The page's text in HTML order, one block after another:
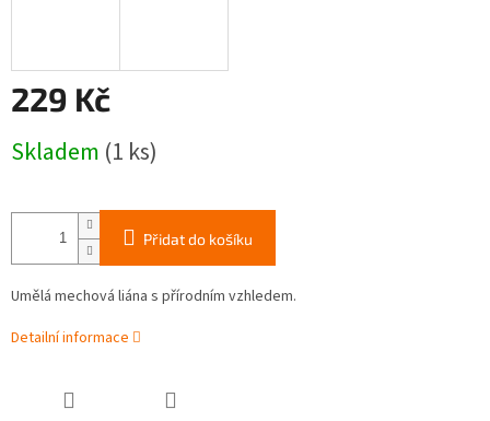
229 Kč
cena:
Skladem (1 ks)
Přidat do košíku
Umělá mechová liána s přírodním vzhledem.
Detailní informace